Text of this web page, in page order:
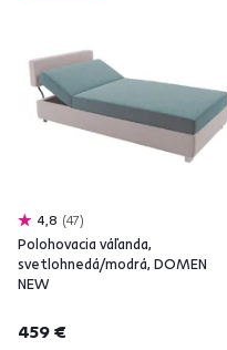
4,8 47
Polohovacia váľanda,
svetlohnedá/modrá, DOMEN
NEW
459 €